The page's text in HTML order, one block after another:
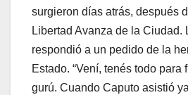
surgieron días atrás, después
Libertad Avanza de la Ciudad.
respondió a un pedido de la
Estado. “Vení, tenés todo para
gurú. Cuando Caputo asistió